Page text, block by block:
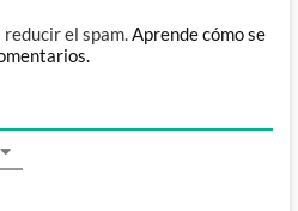
el spam.Aprende cómo se